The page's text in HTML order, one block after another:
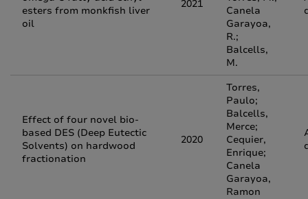
esters from monkfish liver
oil
2021
Canela
Garayoa,
R.;
Balcells,
M.
Effect of four novel bio-
based DES (Deep Eutectic
Solvents) on hardwood
fractionation
2020
Torres,
Paulo;
Balcells,
Merce;
Cequier,
Enrique;
Canela
Garayoa,
Ramon